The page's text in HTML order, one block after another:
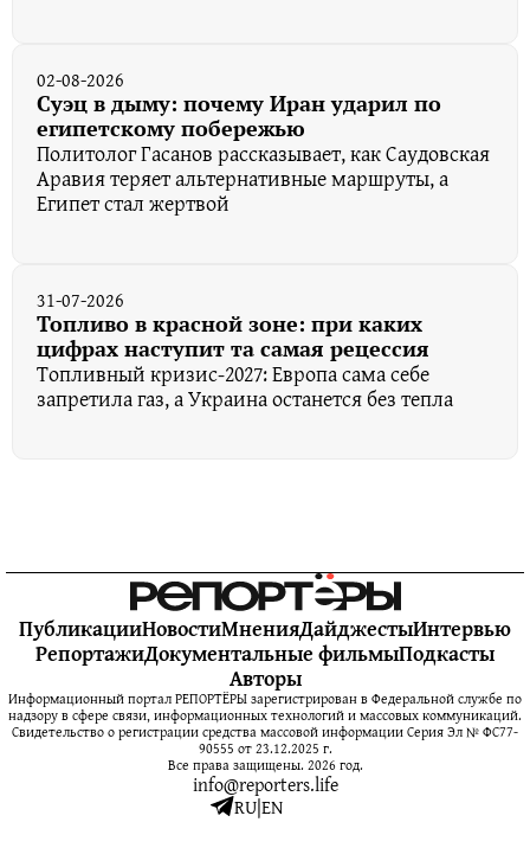
02-08-2026
Суэц в дыму: почему Иран ударил по
египетскому побережью
Политолог Гасанов рассказывает, как Саудовская
Аравия теряет альтернативные маршруты, а
Египет стал жертвой
31-07-2026
Топливо в красной зоне: при каких
цифрах наступит та самая рецессия
Топливный кризис-2027: Европа сама себе
запретила газ, а Украина останется без тепла
ПубликацииНовостиМненияДайджестыИнтервью
РепортажиДокументальные фильмыПодкасты
Авторы
Информационный портал РЕПОРТЁРЫ зарегистрирован в Федеральной службе по
надзору в сфере связи, информационных технологий и массовых коммуникаций.
Свидетельство о регистрации средства массовой информации Серия Эл № ФС77-
90555 от 23.12.2025 г.
Все права защищены. 2026 год.
info@reporters.life
RU|EN